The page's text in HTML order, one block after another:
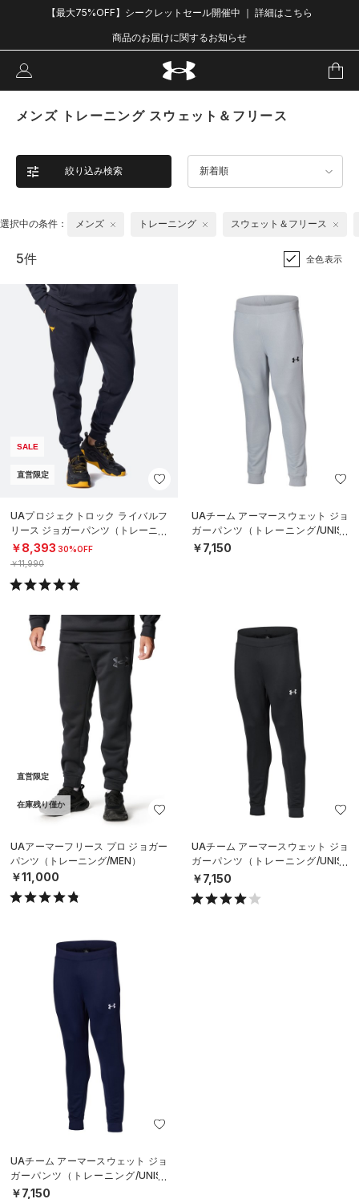
【最大75%OFF】シークレットセール開催中 ｜ 詳細はこちら
商品のお届けに関するお知らせ
メンズ トレーニング スウェット＆フリース
絞り込み検索 新着順
選択中の条件： メンズ トレーニング スウェット＆フリース
5件 全色表示
SALE
直営限定
UAプロジェクトロック ライバルフ
リース ジョガーパンツ（トレーニン
グ/MEN）
￥8,393 30%OFF
￥11,990
UAチーム アーマースウェット ジョ
ガーパンツ（トレーニング/UNISE
X）
￥7,150
直営限定
在庫残り僅か
UAアーマーフリース プロ ジョガー
パンツ（トレーニング/MEN）
￥11,000
UAチーム アーマースウェット ジョ
ガーパンツ（トレーニング/UNISE
X）
￥7,150
UAチーム アーマースウェット ジョ
ガーパンツ（トレーニング/UNISE
X）
￥7,150